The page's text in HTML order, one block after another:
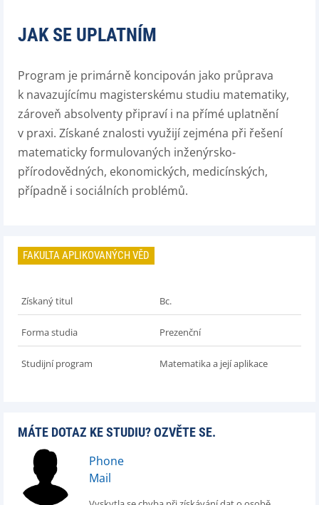
JAK SE UPLATNÍM
Program je primárně koncipován jako průprava
k navazujícímu magisterskému studiu matematiky,
zároveň absolventy připraví i na přímé uplatnění
v praxi. Získané znalosti využijí zejména při řešení
matematicky formulovaných inženýrsko-
přírodovědných, ekonomických, medicínských,
případně i sociálních problémů.
FAKULTA APLIKOVANÝCH VĚD
Získaný titul Bc.
Forma studia Prezenční
Studijní program Matematika a její aplikace
MÁTE DOTAZ KE STUDIU? OZVĚTE SE.
Phone
Mail